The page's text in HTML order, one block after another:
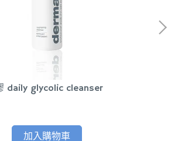
daily glycolic cleanser
加入購物車